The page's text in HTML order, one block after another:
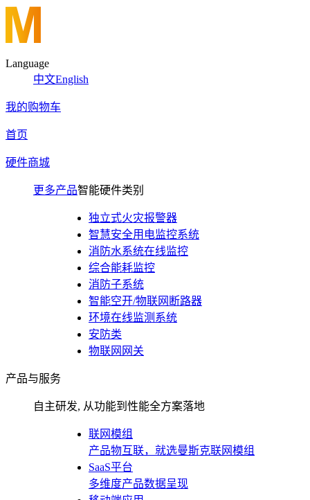
Language
中文English
我的购物车
首页
硬件商城
更多产品智能硬件类别
独立式火灾报警器
智慧安全用电监控系统
消防水系统在线监控
综合能耗监控
消防子系统
智能空开/物联网断路器
环境在线监测系统
安防类
物联网网关
产品与服务
自主研发, 从功能到性能全方案落地
联网模组
产品物互联，就选曼斯克联网模组
SaaS平台
多维度产品数据呈现